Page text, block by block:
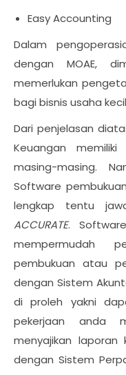
Easy Accounting
Dalam
dengan MOAE,
memerlukan
bagi bisnis usaha
Dari penjelasan
Keuangan
masing-masing.
Software
lengkap tentu
ACCURATE.
mempermudah
pembukuan atau
dengan Sistem
di proleh yakni
pekerjaan anda
menyajikan laporan
dengan Sistem